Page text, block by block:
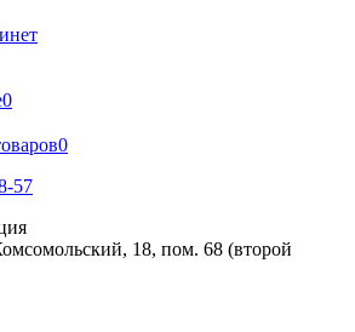
0
0
57
18, пом. 68 (второй